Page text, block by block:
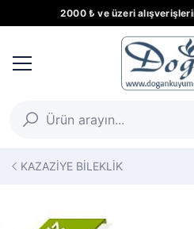
2000 ₺ ve üzeri
KAZAZİYE BİLEKLİK